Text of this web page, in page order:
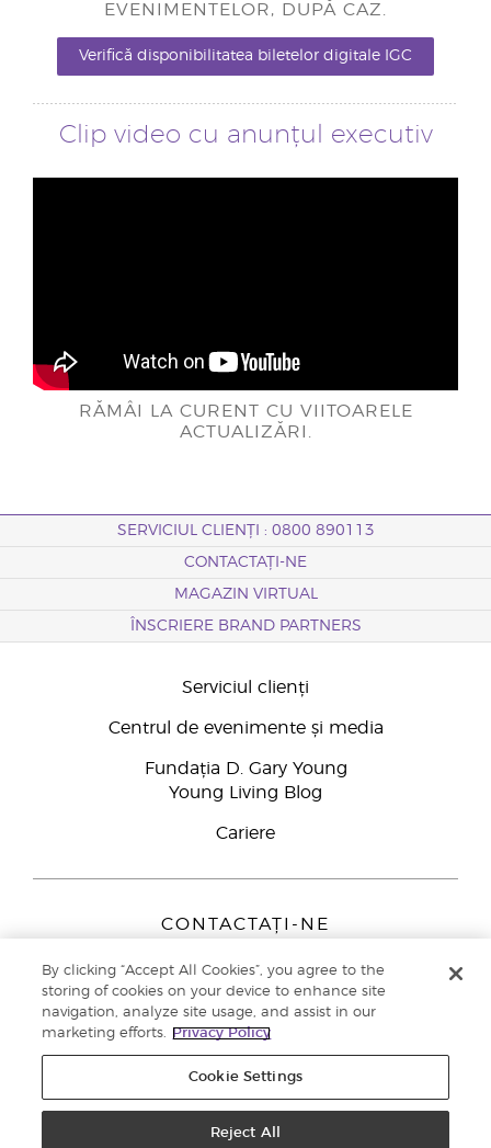
EVENIMENTELOR, DUPĂ CAZ.
Verifică disponibilitatea biletelor digitale IGC
Clip video cu anunțul executiv
RĂMÂI LA CURENT CU VIITOARELE
ACTUALIZĂRI.
SERVICIUL CLIENȚI : 0800 890113
CONTACTAȚI-NE
MAGAZIN VIRTUAL
ÎNSCRIERE BRAND PARTNERS
Serviciul clienți
Centrul de evenimente și media
Fundația D. Gary Young
Young Living Blog
Cariere
CONTACTAȚI-NE
Peizerweg 97
9727 AJ Groningen
Netherlands
Înscriere Brand Partners0800 890113
Politica de confidențialitate
By clicking “Accept All Cookies”, you agree to the
storing of cookies on your device to enhance site
navigation, analyze site usage, and assist in our
marketing efforts.
Privacy Policy
Cookie Settings
Reject All